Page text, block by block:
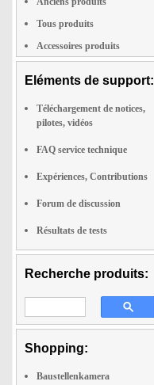
Tous produits
Accessoires produits
Eléments de support:
Téléchargement de notices,
pilotes, vidéos
FAQ service technique
Expériences, Contributions
Forum de discussion
Résultats de tests
Recherche produits:
Shopping:
Baustellenkamera